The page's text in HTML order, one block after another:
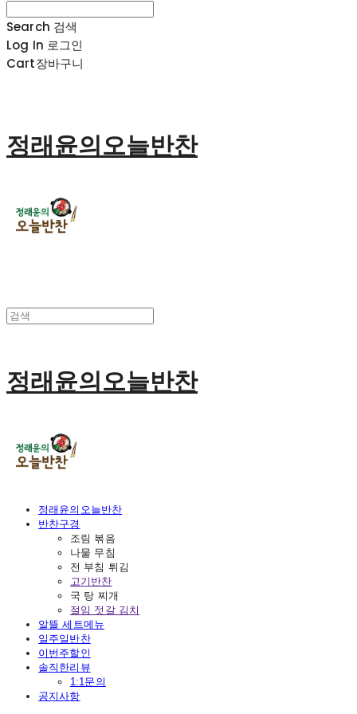
Search 검색
Log In 로그인
Cart장바구니
정래윤의오늘반찬
정래윤의오늘반찬
정래윤의오늘반찬
반찬구경
조림 볶음
나물 무침
전 부침 튀김
고기반찬
국 탕 찌개
절임 젓갈 김치
알뜰 세트메뉴
일주일반찬
이번주할인
솔직한리뷰
1:1문의
공지사항